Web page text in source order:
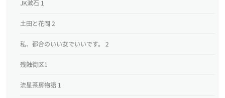
JK漱石 1
土田と花岡 2
私、都合のいい女でいいです。 2
残蝕街区1
流星茶房物語 1